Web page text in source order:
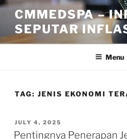
Skip
content
CMMEDSPA –
SEPUTAR
Menu
TAG: JENIS EKONOMI
POSTED
ON
JULY 4, 2025
Pentingnya Penerapan